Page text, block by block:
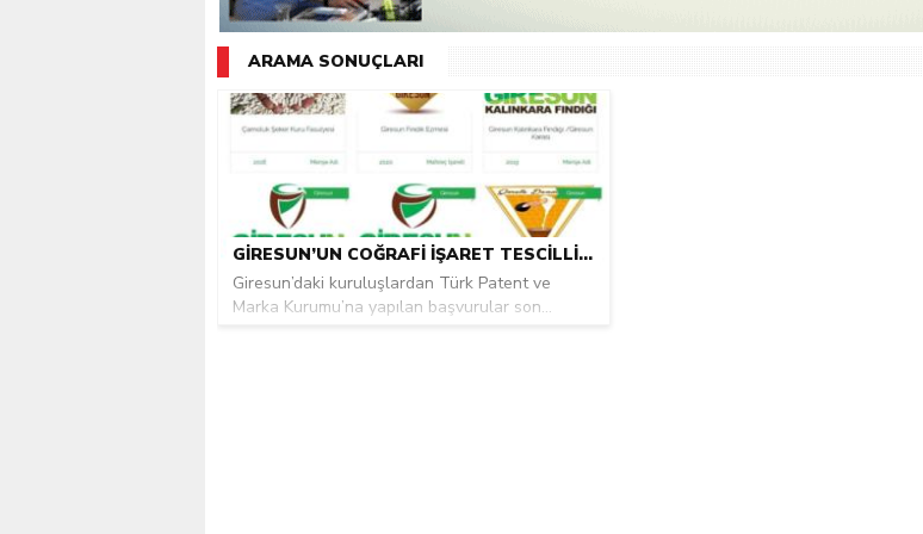
ARAMA SONUÇLARI
GIRESUN’UN COĞRAFI IŞARET TESCILLI 8 ÜRÜNÜ BULUNUYOR
Giresun’daki kuruluşlardan Türk Patent ve
Marka Kurumu’na yapılan başvurular son...